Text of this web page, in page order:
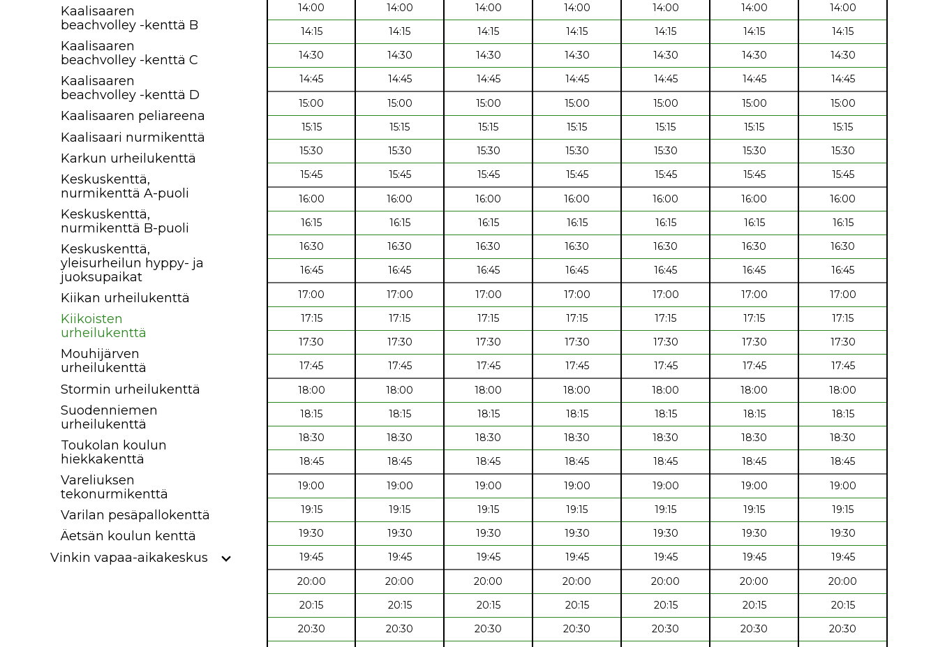
Kaalisaaren
beachvolley -kenttä B
Kaalisaaren
beachvolley -kenttä C
Kaalisaaren
beachvolley -kenttä D
Kaalisaaren peliareena
Kaalisaari nurmikenttä
Karkun urheilukenttä
Keskuskenttä,
nurmikenttä A-puoli
Keskuskenttä,
nurmikenttä B-puoli
Keskuskenttä,
yleisurheilun hyppy- ja
juoksupaikat
Kiikan urheilukenttä
Kiikoisten
urheilukenttä
Mouhijärven
urheilukenttä
Stormin urheilukenttä
Suodenniemen
urheilukenttä
Toukolan koulun
hiekkakenttä
Vareliuksen
tekonurmikenttä
Varilan pesäpallokenttä
Äetsän koulun kenttä
Vinkin vapaa-aikakeskus
14:00
14:00 14:00 14:00 14:00 14:00
14:00
14:15
14:15 14:15 14:15 14:15 14:15
14:15
14:30
14:30 14:30 14:30 14:30 14:30
14:30
14:45
14:45 14:45 14:45 14:45 14:45
14:45
15:00
15:00 15:00 15:00 15:00 15:00
15:00
15:15
15:15 15:15 15:15 15:15 15:15
15:15
15:30
15:30 15:30 15:30 15:30 15:30
15:30
15:45
15:45 15:45 15:45 15:45 15:45
15:45
16:00
16:00 16:00 16:00 16:00 16:00
16:00
16:15
16:15 16:15 16:15 16:15 16:15
16:15
16:30
16:30 16:30 16:30 16:30 16:30
16:30
16:45
16:45 16:45 16:45 16:45 16:45
16:45
17:00
17:00 17:00 17:00 17:00 17:00
17:00
17:15
17:15 17:15 17:15 17:15 17:15
17:15
17:30
17:30 17:30 17:30 17:30 17:30
17:30
17:45
17:45 17:45 17:45 17:45 17:45
17:45
18:00
18:00 18:00 18:00 18:00 18:00
18:00
18:15
18:15 18:15 18:15 18:15 18:15
18:15
18:30
18:30 18:30 18:30 18:30 18:30
18:30
18:45
18:45 18:45 18:45 18:45 18:45
18:45
19:00
19:00 19:00 19:00 19:00 19:00
19:00
19:15
19:15 19:15 19:15 19:15 19:15
19:15
19:30
19:30 19:30 19:30 19:30 19:30
19:30
19:45
19:45 19:45 19:45 19:45 19:45
19:45
20:00
20:00 20:00 20:00 20:00 20:00
20:00
20:15
20:15 20:15 20:15 20:15 20:15
20:15
20:30
20:30 20:30 20:30 20:30 20:30
20:30